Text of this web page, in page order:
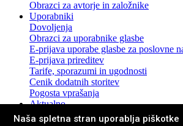
Obrazci za avtorje in založnike
Uporabniki
Dovoljenja
Obrazci za uporabnike glasbe
E-prijava uporabe glasbe za poslovne
E-prijava prireditev
Tarife, sporazumi in ugodnosti
Cenik dodatnih storitev
Pogosta vprašanja
Aktualno
Novice in sporočila za javnost
Naša spletna stran uporablja piškotke